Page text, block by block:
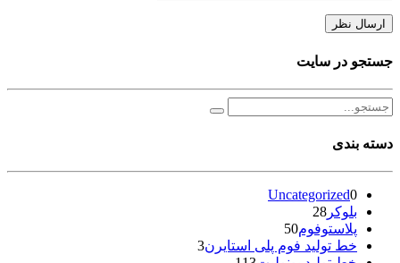
جستجو در سایت
دسته بندی
Uncategorized0
بلوکر 28
پلاستوفوم50
خط تولید فوم پلی استایرن3